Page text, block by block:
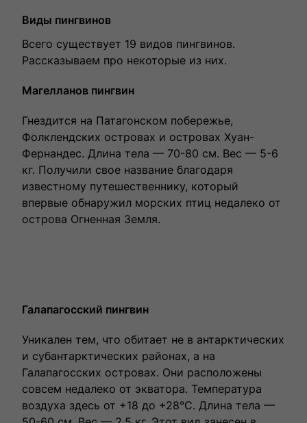
Виды пингвинов
Всего существует 19 видов пингвинов.
Рассказываем про некоторые из них.
Магелланов пингвин
Гнездится на Патагонском побережье,
Фолклендских островах и островах Хуан-
Фернандес. Длина тела — 70-80 см. Вес — 5-6
кг. Получили свое название благодаря
известному путешественнику, который
впервые обнаружил морских птиц недалеко от
острова Огненная Земля.
Галапагосский пингвин
Уникален тем, что обитает не в антарктических
и субантарктических районах, а на
Галапагосских островах. Они расположены
совсем недалеко от экватора. Температура
воздуха здесь от +18 до +28°С. Длина тела —